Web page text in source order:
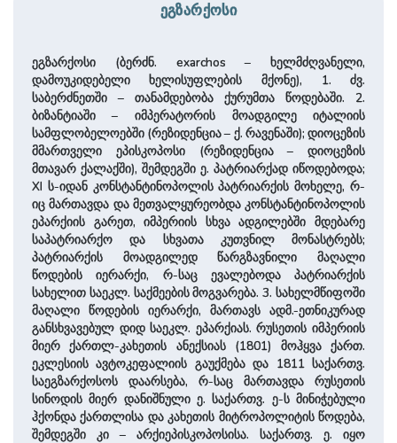
ეგზარქოსი
ეგზარქოსი (ბერძნ. exarchos – ხელმძღვანელი,
დამოუკიდებელი ხელისუფლების მქონე), 1. ძვ.
საბერძნეთში – თანამდებობა ქურუმთა წოდებაში. 2.
ბიზანტიაში – იმპერატორის მოადგილე იტალიის
სამფლობელოებში (რეზიდენცია – ქ. რავენაში); დიოცეზის
მმართველი ეპისკოპოსი (რეზიდენცია – დიოცეზის
მთავარ ქალაქში), შემდეგში ე. პატრიარქად იწოდებოდა;
XI ს-იდან კონსტანტინოპოლის პატრიარქის მოხელე, რ-
იც მართავდა და მეთვალყურეობდა კონსტანტინოპოლის
ეპარქიის გარეთ, იმპერიის სხვა ადგილებში მდებარე
საპატრიარქო და სხვათა კუთვნილ მონასტრებს;
პატრიარქის მოადგილედ წარგზავნილი მაღალი
წოდების იერარქი, რ-საც ევალებოდა პატრიარქის
სახელით საეკლ. საქმეების მოგვარება. 3. სახელმწიფოში
მაღალი წოდების იერარქი, მართავს ადმ.-ეთნიკურად
განსხვავებულ დიდ საეკლ. ეპარქიას. რუსეთის იმპერიის
მიერ ქართლ-კახეთის ანექსიას (1801) მოჰყვა ქართ.
ეკლესიის ავტოკეფალიის გაუქმება და 1811 საქართვ.
საეგზარქოსოს დაარსება, რ-საც მართავდა რუსეთის
სინოდის მიერ დანიშნული ე. საქართვ. ე-ს მინიჭებული
ჰქონდა ქართლისა და კახეთის მიტროპოლიტის წოდება,
შემდეგში კი – არქიეპისკოპოსისა. საქართვ. ე. იყო